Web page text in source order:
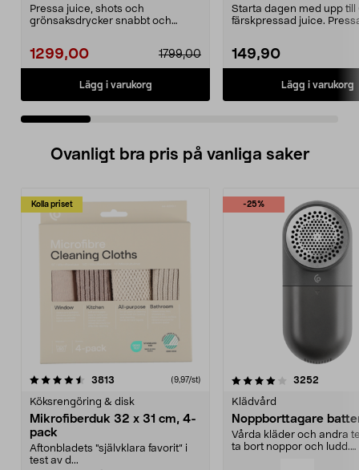
JC151EU
Pressa juice, shots och
grönsaksdrycker snabbt och
1299,00 1799,00
Lägg i varukorg
Starta dagen med upp till
färskpressad juice.
149,90
Lägg i varukorg
Ovanligt bra pris på vanliga saker
Kolla priset
3813 (9,97/st)
Köksrengöring & disk
Mikrofiberduk 32 x 31 cm, 4-
pack
Aftonbladets "självklara favorit” i
test av d...
-25%
4.0av 5 stjärnor 3252
Klädvård
Noppborttagare
Vårda kläder och andra
ta bort noppor och ludd.
4.5av 5 stjärnor